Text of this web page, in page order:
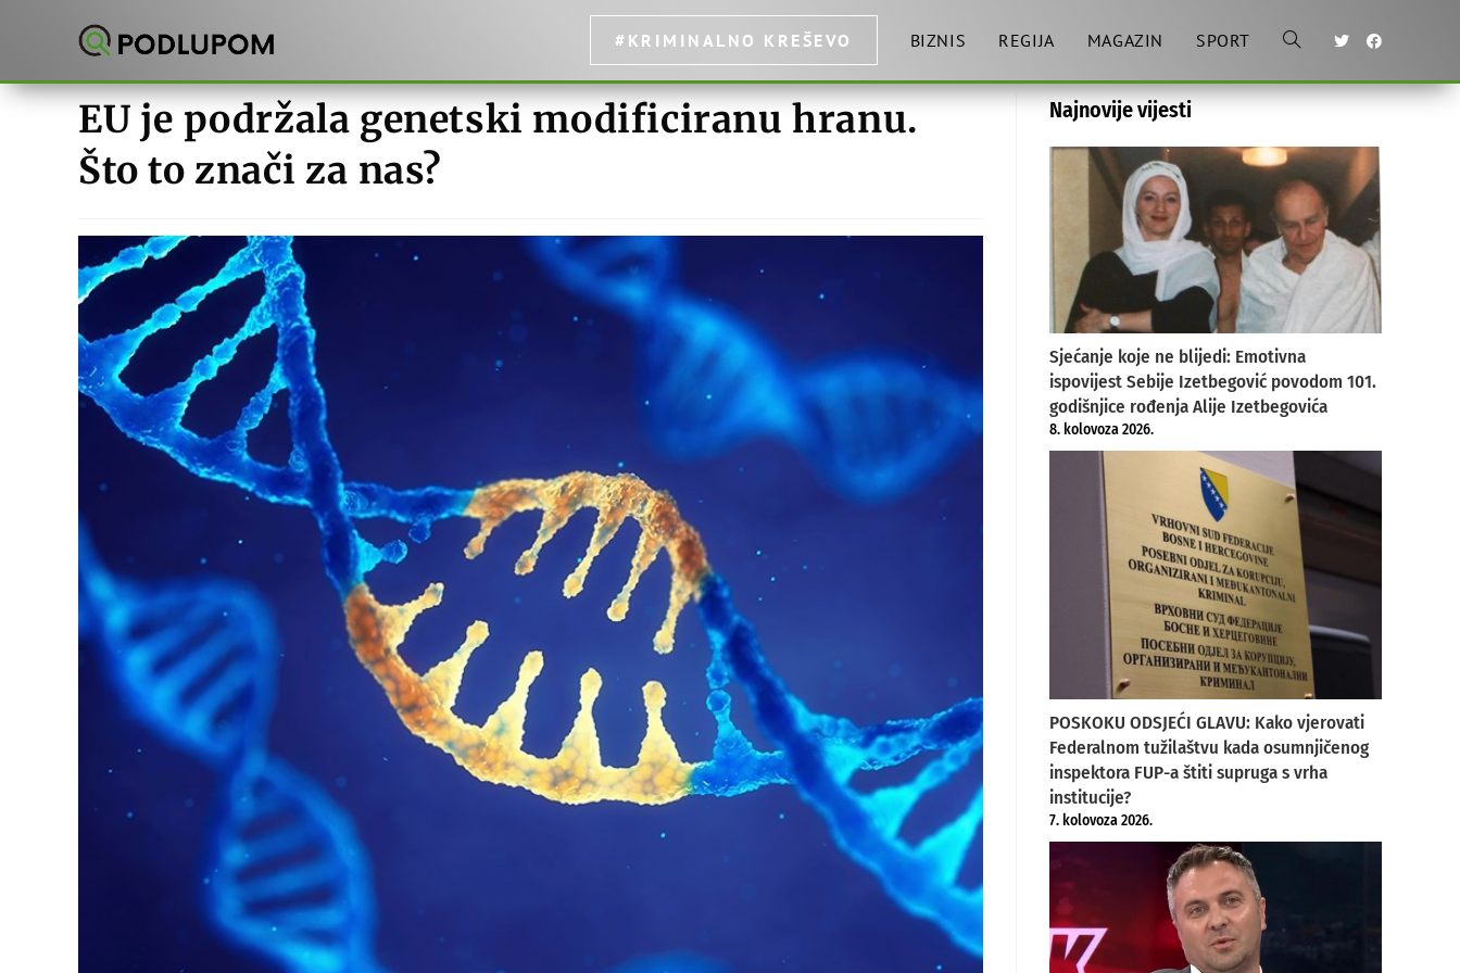
#KRIMINALNO KREŠEVO BIZNIS REGIJA MAGAZIN SPORT Toggle
search
EU je podržala genetski modificiranu hranu.
Što to znači za nas?
Najnovije vijesti
Sjećanje koje ne blijedi: Emotivna
ispovijest Sebije Izetbegović povodom 101.
godišnjice rođenja Alije Izetbegovića
8. kolovoza 2026.
POSKOKU ODSJEĆI GLAVU: Kako vjerovati
Federalnom tužilaštvu kada osumnjičenog
inspektora FUP-a štiti supruga s vrha
institucije?
7. kolovoza 2026.